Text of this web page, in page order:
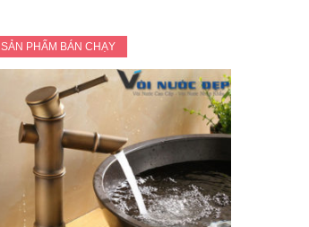
SẢN PHẨM BÁN CHẠY